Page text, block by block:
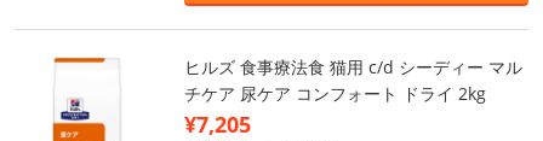
ヒルズ 食事療法食 猫用 c/d シーディー マル
チケア 尿ケア コンフォート ドライ 2kg
¥7,205